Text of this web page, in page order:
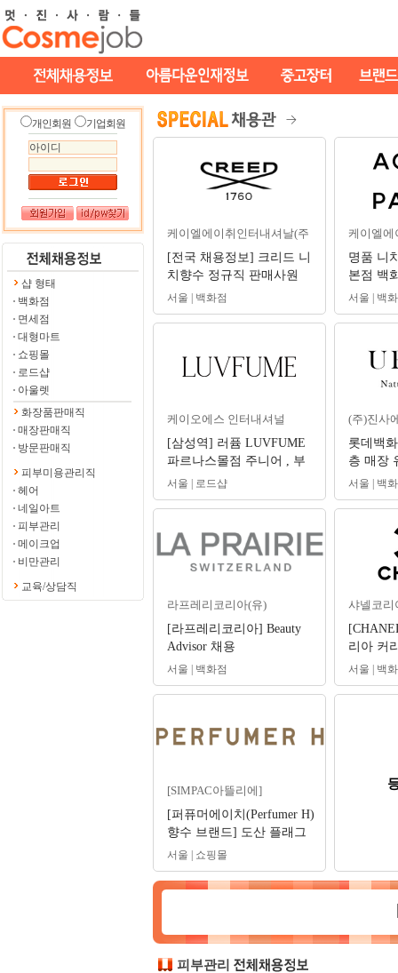
개인회원 기업회원
샵 형태
백화점
면세점
대형마트
쇼핑몰
로드샵
아울렛
화장품판매직
매장판매직
방문판매직
피부미용관리직
헤어
네일아트
피부관리
메이크업
비만관리
교육/상담직
케이엘에이취인터내셔날(주
[전국 채용정보] 크리드 니
치향수 정규직 판매사원
(신입/경력) 채용 #뷰티카
운셀러
서울 | 백화점
케이엘에
명품 니
본점 백
쿠아 디
서울 | 백
케이오에스 인터내셔널
[삼성역] 러퓸 LUVFUME
파르나스몰점 주니어 , 부
매니저 구인
서울 | 로드샵
(주)진사
롯데백
층 매장
간관리
서울 | 백
라프레리코리아(유)
[라프레리코리아] Beauty
Advisor 채용
서울 | 백화점
샤넬코리
리아 커
day) 및
서울 | 백
[SIMPAC아뜰리에]
[퍼퓨머에이치(Perfumer H)
향수 브랜드] 도산 플래그
십 향수 큐레이터(Scent
Curator)채용
서울 | 쇼핑몰
피부관리